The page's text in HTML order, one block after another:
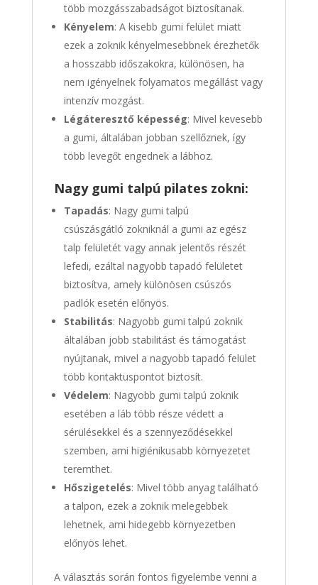
több mozgásszabadságot biztosítanak.
Kényelem: A kisebb gumi felület miatt
ezek a zoknik kényelmesebbnek érezhetők
a hosszabb időszakokra, különösen, ha
nem igényelnek folyamatos megállást vagy
intenzív mozgást.
Légáteresztő képesség: Mivel kevesebb
a gumi, általában jobban szellőznek, így
több levegőt engednek a lábhoz.
Nagy gumi talpú pilates zokni:
Tapadás: Nagy gumi talpú
csúszásgátló zokniknál a gumi az egész
talp felületét vagy annak jelentős részét
lefedi, ezáltal nagyobb tapadó felületet
biztosítva, amely különösen csúszós
padlók esetén előnyös.
Stabilitás: Nagyobb gumi talpú zoknik
általában jobb stabilitást és támogatást
nyújtanak, mivel a nagyobb tapadó felület
több kontaktuspontot biztosít.
Védelem: Nagyobb gumi talpú zoknik
esetében a láb több része védett a
sérülésekkel és a szennyeződésekkel
szemben, ami higiénikusabb környezetet
teremthet.
Hőszigetelés: Mivel több anyag található
a talpon, ezek a zoknik melegebbek
lehetnek, ami hidegebb környezetben
előnyös lehet.
A választás során fontos figyelembe venni a